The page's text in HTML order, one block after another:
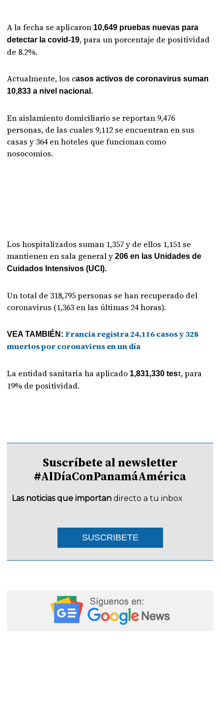
A la fecha se aplicaron 10,649 pruebas nuevas para
detectar la covid-19, para un porcentaje de positividad
de 8.2%.
Actualmente, los casos activos de coronavirus suman
10,833 a nivel nacional.
En aislamiento domiciliario se reportan 9,476
personas, de las cuales 9,112 se encuentran en sus
casas y 364 en hoteles que funcionan como
nosocomios.
Los hospitalizados suman 1,357 y de ellos 1,151 se
mantienen en sala general y 206 en las Unidades de
Cuidados Intensivos (UCI).
Un total de 318,795 personas se han recuperado del
coronavirus (1,363 en las últimas 24 horas).
VEA TAMBIÉN:Francia registra 24,116 casos y 328
muertos por coronavirus en un día
La entidad sanitaria ha aplicado 1,831,330 test, para
19% de positividad.
Suscríbete al newsletter
#AlDíaConPanamáAmérica
Las noticias que importan directo a tu inbox
SUSCRIBETE